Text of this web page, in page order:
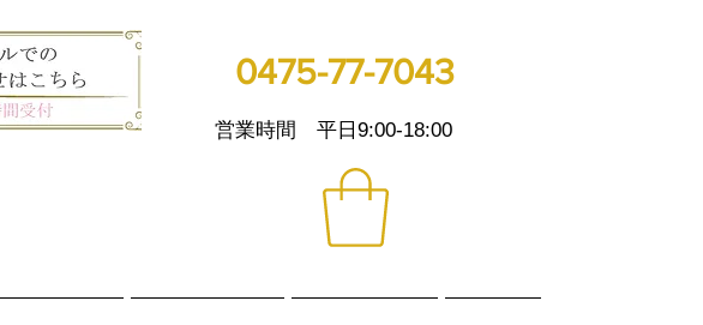
0475-77-7043
営業時間 平日9:00-18:00